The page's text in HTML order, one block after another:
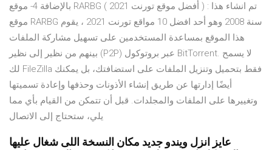
بالإضافة 4- موقع RARBG ( أفضل موقع تورنت 2021 ) : تم انشاء هذا
موقع RARBG سنة 2008 وهو أحد افضل 10 مواقع تورنت 2021 ، يقوم
هذا الموقع بمساعدة المستخدمين على تسهيل مشاركة الملفات
بينهم من نظير إلى نظير (P2P) عبر بروتوكول BitTorrent. لا يسمح
لك FileZilla فقط بتحميل وتنزيل الملفات على استضافتك، بل يمكنك
أيضًا إدارتها عن طريق إنشاء الأذونات وحذفها وإعادة تسميتها
وتغييرها على الملفات والمجلدات. قبل أن تتمكن من القيام بأي مما
يلي، ستحتاج إلى الاتصال
عايز انزل ويندو جديد مكان النسخة اللى شغال عليها